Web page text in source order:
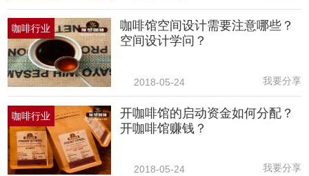
咖啡行业
咖啡馆空间设计需要注意哪些？
空间设计学问？
2018-05-24 我要分享
咖啡行业
开咖啡馆的启动资金如何分配？
开咖啡馆赚钱？
2018-05-24 我要分享